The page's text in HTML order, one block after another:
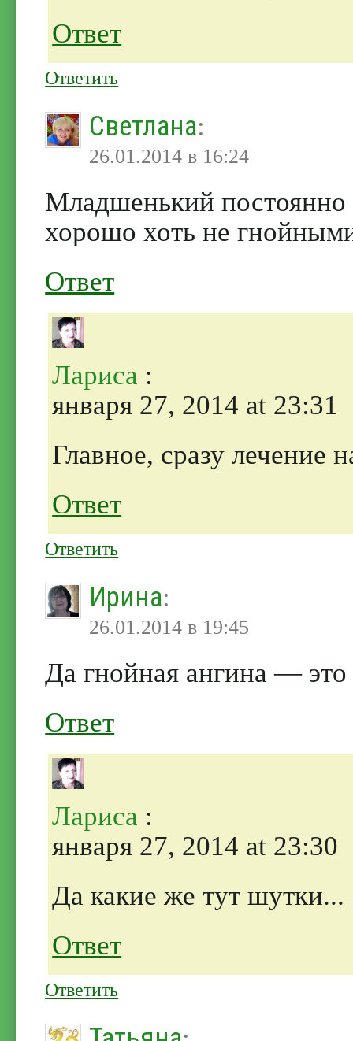
Ответ
Ответить
Светлана:
26.01.2014 в 16:24
Младшенький постоянно
хорошо хоть не
Ответ
Лариса :
января 27, 2014 at 23:31
Главное, сразу лечение
Ответ
Ответить
Ирина:
26.01.2014 в 19:45
Да гнойная ангина —
Ответ
Лариса :
января 27, 2014 at 23:30
Да какие же тут шутки...
Ответ
Ответить